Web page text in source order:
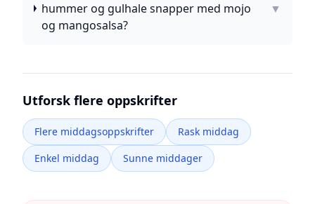
hummer og gulhale snapper med mojo
og mangosalsa?
▼
Utforsk flere oppskrifter
Flere middagsoppskrifter
Rask middag
Enkel middag
Sunne middager